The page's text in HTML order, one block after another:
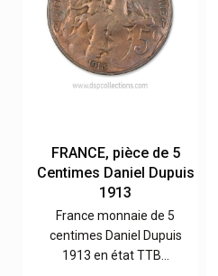
FRANCE, pièce de 5
Centimes Daniel Dupuis
1913
France monnaie de 5
centimes Daniel Dupuis
1913 en état TTB…